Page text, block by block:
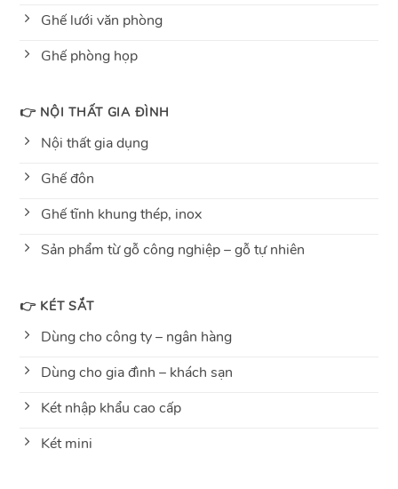
Ghế lưới văn phòng
Ghế phòng họp
👉 NỘI THẤT GIA ĐÌNH
Nội thất gia dụng
Ghế đôn
Ghế tĩnh khung thép, inox
Sản phẩm từ gỗ công nghiệp – gỗ tự nhiên
👉 KÉT SẮT
Dùng cho công ty – ngân hàng
Dùng cho gia đình – khách sạn
Két nhập khẩu cao cấp
Két mini